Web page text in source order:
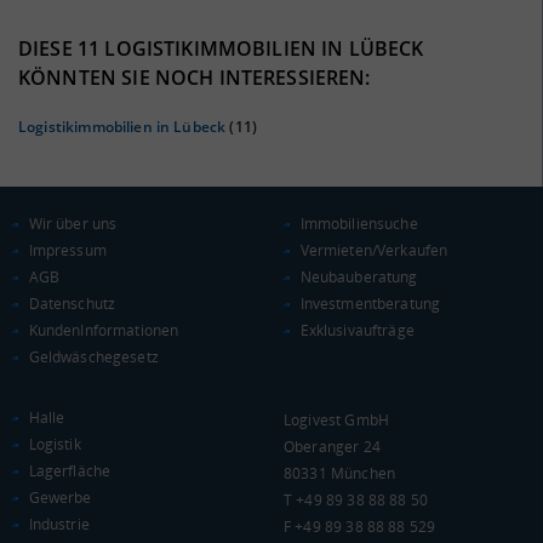
KAUFKRAFT
Euro pro Kopf
(Landkreis / Kreisfreie Stadt)
KAUFKRAFT - EURO PRO KOPF
DIESE 11 LOGISTIKIMMOBILIEN IN LÜBECK
KÖNNTEN SIE NOCH INTERESSIEREN:
Logistikimmobilien in Lübeck(11)
Wir über uns
Impressum
AGB
Datenschutz
KundenInformationen
Geldwäschegesetz
Immobiliensuche
Vermieten/Verkaufen
Neubauberatung
Investmentberatung
Exklusivaufträge
Halle
Logistik
Lagerfläche
Gewerbe
Industrie
Logivest GmbH
Oberanger 24
80331 München
T +49 89 38 88 88 50
F +49 89 38 88 88 529